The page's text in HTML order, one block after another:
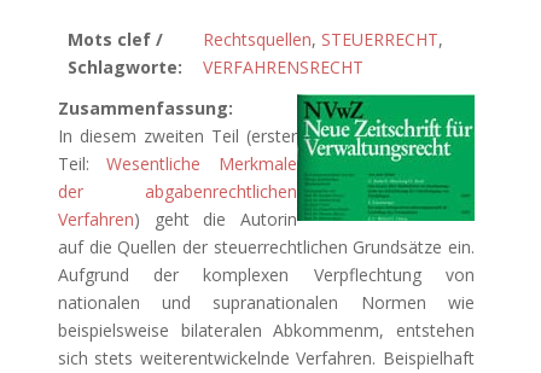
Mots clef /
Schlagworte:
Rechtsquellen, STEUERRECHT,
VERFAHRENSRECHT
Zusammenfassung:
In diesem zweiten Teil (erster
Teil:Wesentliche Merkmale
der abgabenrechtlichen
Verfahren) geht die Autorin
auf die Quellen der steuerrechtlichen Grundsätze ein.
Aufgrund der komplexen Verpflechtung von
nationalen und supranationalen Normen wie
beispielsweise bilateralen Abkommenm, entstehen
sich stets weiterentwickelnde Verfahren. Beispielhaft